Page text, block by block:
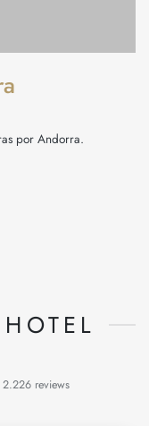
por Andorra.
2.226 reviews